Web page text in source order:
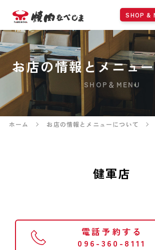
SHOP &
お店の情報とメニュ
SHOP＆MENU
ホーム お店の情報とメニューについて
健軍店
電話予約する
096-360-8111